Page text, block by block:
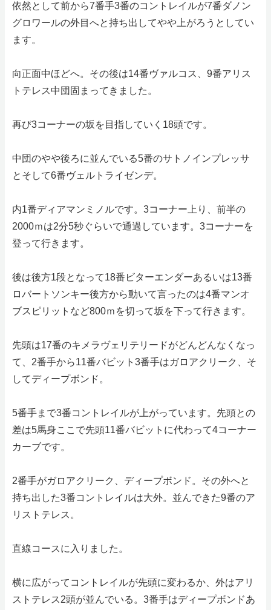
依然として前から7番手3番のコントレイルが7番ダノン
グロワールの外目へと持ち出してやや上がろうとしてい
ます。
向正面中ほどへ。その後は14番ヴァルコス、9番アリス
トテレス中団固まってきました。
再び3コーナーの坂を目指していく18頭です。
中団のやや後ろに並んでいる5番のサトノインプレッサ
とそして6番ヴェルトライゼンデ。
内1番ディアマンミノルです。3コーナー上り、前半の
2000ｍは2分5秒ぐらいで通過しています。3コーナーを
登って行きます。
後は後方1段となって18番ビターエンダーあるいは13番
ロバートソンキー後方から動いて言ったのは4番マンオ
ブスピリットなど800ｍを切って坂を下って行きます。
先頭は17番のキメラヴェリテリードがどんどんなくなっ
て、2番手から11番バビット3番手はガロアクリーク、そ
してディープボンド。
5番手まで3番コントレイルが上がっています。先頭との
差は5馬身ここで先頭11番バビットに代わって4コーナー
カーブです。
2番手がガロアクリーク、ディープボンド。その外へと
持ち出した3番コントレイルは大外。並んできた9番のア
リストテレス。
直線コースに入りました。
横に広がってコントレイルが先頭に変わるか、外はアリ
ストテレス2頭が並んでいる。3番手はディープボンドあ